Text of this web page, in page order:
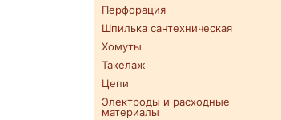
Перфорация
Шпилька сантехническая
Хомуты
Такелаж
Цепи
Электроды и расходные
материалы